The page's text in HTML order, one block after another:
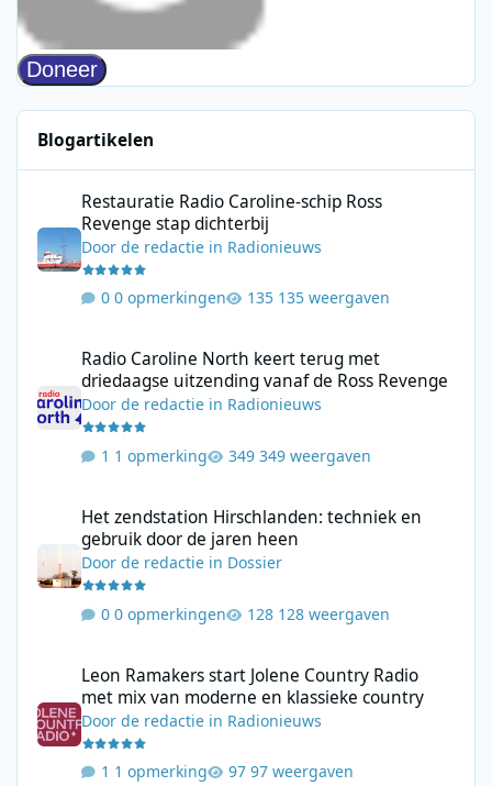
Blogartikelen
Restauratie Radio Caroline-schip Ross
Revenge stap dichterbij
Doorde redactie in Radionieuws
0 opmerkingen 135 weergaven
Radio Caroline North keert terug met
driedaagse uitzending vanaf de Ross Revenge
Doorde redactie in Radionieuws
1 opmerking 349 weergaven
Het zendstation Hirschlanden: techniek en
gebruik door de jaren heen
Doorde redactie in Dossier
0 opmerkingen 128 weergaven
Leon Ramakers start Jolene Country Radio
met mix van moderne en klassieke country
Doorde redactie in Radionieuws
1 opmerking 97 weergaven